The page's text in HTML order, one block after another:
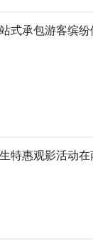
式承包游客缤纷
特惠观影活动在